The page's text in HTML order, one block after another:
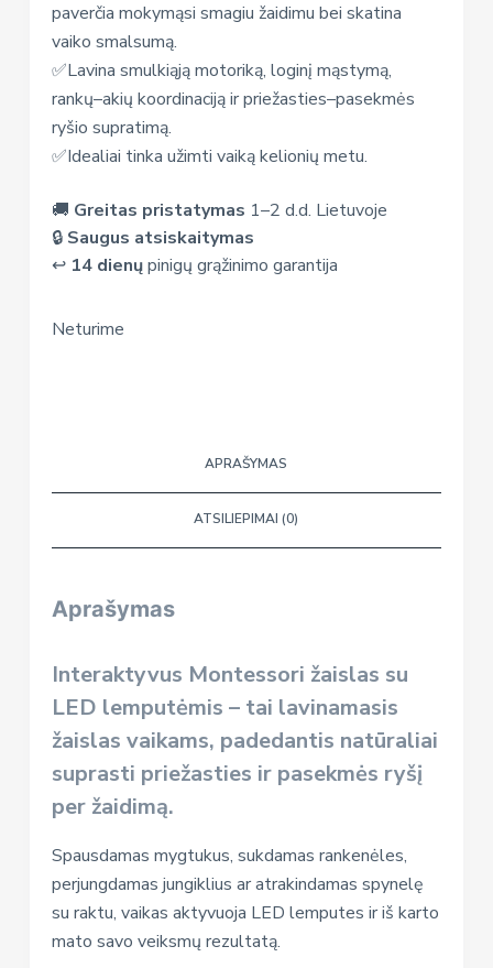
paverčia mokymąsi smagiu žaidimu bei skatina
vaiko smalsumą.
✅Lavina smulkiąją motoriką, loginį mąstymą,
rankų–akių koordinaciją ir priežasties–pasekmės
ryšio supratimą.
✅Idealiai tinka užimti vaiką kelionių metu.
🚚 Greitas pristatymas 1–2 d.d. Lietuvoje
🔒 Saugus atsiskaitymas
↩️ 14 dienųpinigų grąžinimo garantija
Neturime
APRAŠYMAS
ATSILIEPIMAI (0)
Aprašymas
Interaktyvus Montessori žaislas su
LED lemputėmis – tai lavinamasis
žaislas vaikams, padedantis natūraliai
suprasti priežasties ir pasekmės ryšį
per žaidimą.
Spausdamas mygtukus, sukdamas rankenėles,
perjungdamas jungiklius ar atrakindamas spynelę
su raktu, vaikas aktyvuoja LED lemputes ir iš karto
mato savo veiksmų rezultatą.